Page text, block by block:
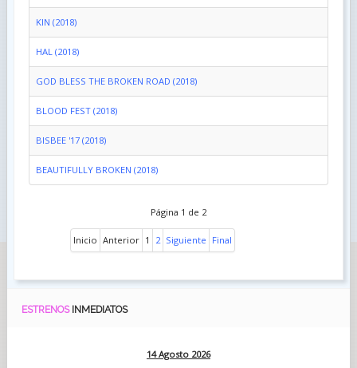
KIN (2018)
HAL (2018)
GOD BLESS THE BROKEN ROAD (2018)
BLOOD FEST (2018)
BISBEE '17 (2018)
BEAUTIFULLY BROKEN (2018)
Página 1 de 2
Inicio Anterior 1 2 Siguiente Final
ESTRENOS INMEDIATOS
14 Agosto 2026